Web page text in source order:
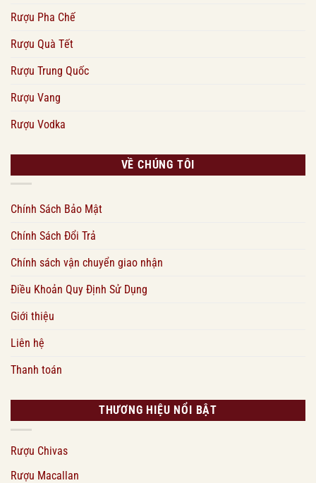
Rượu Pha Chế
Rượu Quà Tết
Rượu Trung Quốc
Rượu Vang
Rượu Vodka
VỀ CHÚNG TÔI
Chính Sách Bảo Mật
Chính Sách Đổi Trả
Chính sách vận chuyển giao nhận
Điều Khoản Quy Định Sử Dụng
Giới thiệu
Liên hệ
Thanh toán
THƯƠNG HIỆU NỔI BẬT
Rượu Chivas
Rượu Macallan